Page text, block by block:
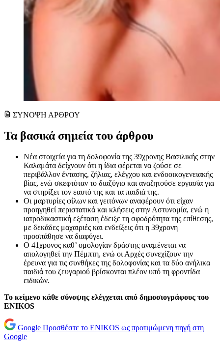
ΣΥΝΟΨΗ ΑΡΘΡΟΥ
Τα βασικά σημεία του άρθρου
Νέα στοιχεία για τη δολοφονία της 39χρονης Βασιλικής στην
Καλαμάτα δείχνουν ότι η ίδια φέρεται να ζούσε σε
περιβάλλον έντασης, ζήλιας, ελέγχου και ενδοοικογενειακής
βίας, ενώ σκεφτόταν το διαζύγιο και αναζητούσε εργασία για
να στηρίξει τον εαυτό της και τα παιδιά της.
Οι μαρτυρίες φίλων και γειτόνων αναφέρουν ότι είχαν
προηγηθεί περιστατικά και κλήσεις στην Αστυνομία, ενώ η
ιατροδικαστική εξέταση έδειξε τη σφοδρότητα της επίθεσης,
με δεκάδες μαχαιριές και ενδείξεις ότι η 39χρονη
προσπάθησε να διαφύγει.
Ο 41χρονος καθ’ ομολογίαν δράστης αναμένεται να
απολογηθεί την Πέμπτη, ενώ οι Αρχές συνεχίζουν την
έρευνα για τις συνθήκες της δολοφονίας και τα δύο ανήλικα
παιδιά του ζευγαριού βρίσκονται πλέον υπό τη φροντίδα
ειδικών.
Το κείμενο κάθε σύνοψης ελέγχεται από δημοσιογράφους του
ENIKOS
Google Προσθέστε το ENIKOS ως προτιμώμενη πηγή στη
Google